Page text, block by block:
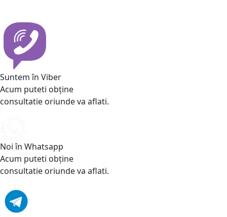
Suntem în Viber
Acum puteti obține
consultatie oriunde va aflati.
Noi în Whatsapp
Acum puteti obține
consultatie oriunde va aflati.